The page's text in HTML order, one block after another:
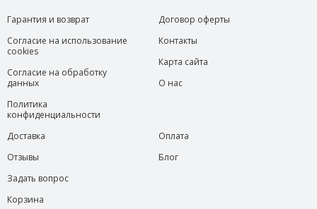
Гарантия и возврат
Согласие на использование
cookies
Согласие на обработку
данных
Политика
конфиденциальности
Договор оферты
Контакты
Карта сайта
О нас
Доставка
Отзывы
Задать вопрос
Корзина
Оплата
Блог